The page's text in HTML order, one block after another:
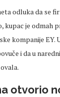
odluka da se
kupac je odmah
kompanije EY.
i da u
otvorio